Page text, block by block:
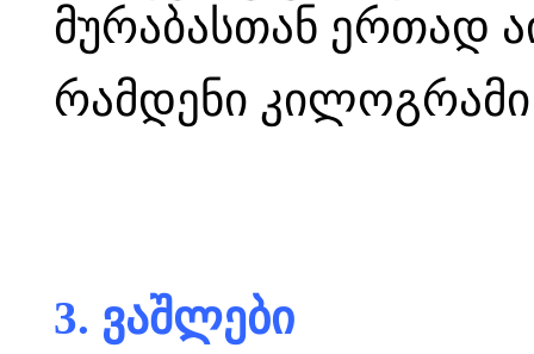
მურაბასთან ერთად
რამდენი კილოგრამი
3. ვაშლები